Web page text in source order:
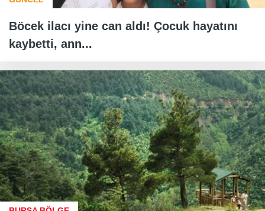
Böcek ilacı yine can aldı! Çocuk hayatını
kaybetti, ann...